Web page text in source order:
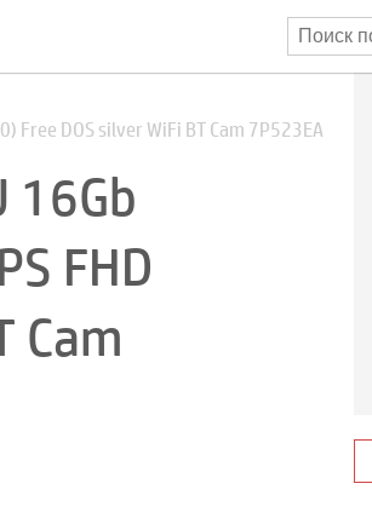
Free DOS silver WiFi BT Cam 7P523EA
16Gb
FHD
Cam